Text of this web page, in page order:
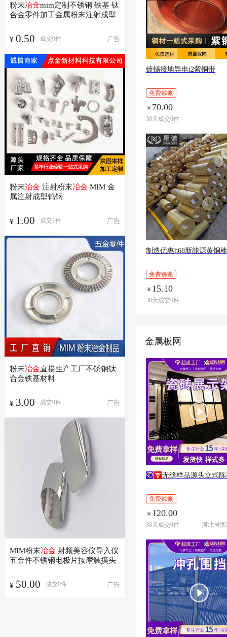
粉末冶金mim定制不锈钢 铁基 钛
合金零件加工金属粉末注射成型
¥ 0.50 成交0件 广告
粉末冶金 注射粉末冶金 MIM 金
属注射成型钨钢
¥ 1.00 成交1件 广告
粉末冶金直接生产工厂不锈钢钛
合金铁基材料
¥ 3.00 成交0件 广告
MIM粉末冶金 射频美容仪导入仪
五金件不锈钢电极片按摩触摸头
¥ 50.00 成交0件 广告
镀锡接地导电t2紫铜带
免费赊账
￥ 70.00
30天成交0件
制造优惠h68新能源黄铜棒
免费赊账
￥ 15.10
30天成交0件
金属板网
无缝样品源头立式
免费赊账
￥ 120.00
30天成交0件